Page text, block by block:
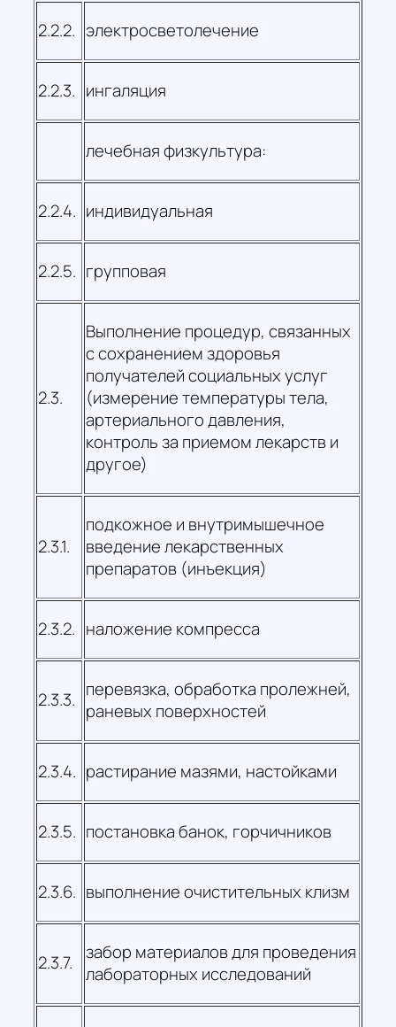
2.2.2. электросветолечение
2.2.3. ингаляция
лечебная физкультура:
2.2.4. индивидуальная
2.2.5. групповая
2.3.
Выполнение процедур, связанных
с сохранением здоровья
получателей социальных услуг
(измерение температуры тела,
артериального давления,
контроль за приемом лекарств и
другое)
2.3.1.
подкожное и внутримышечное
введение лекарственных
препаратов (инъекция)
2.3.2. наложение компресса
2.3.3. перевязка, обработка пролежней,
раневых поверхностей
2.3.4. растирание мазями, настойками
2.3.5. постановка банок, горчичников
2.3.6. выполнение очистительных клизм
2.3.7.
забор материалов для проведения
лабораторных исследований